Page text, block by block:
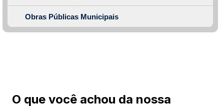
Obras Públicas Municipais
O que você achou da nossa